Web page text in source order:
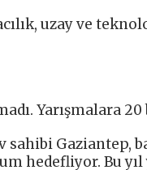
uzay ve
Yarışmalara 20
sahibi Gaziantep,
hedefliyor. Bu